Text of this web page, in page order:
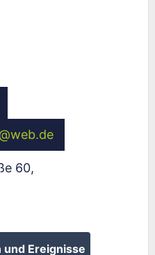
web.de
60,
und Ereignisse